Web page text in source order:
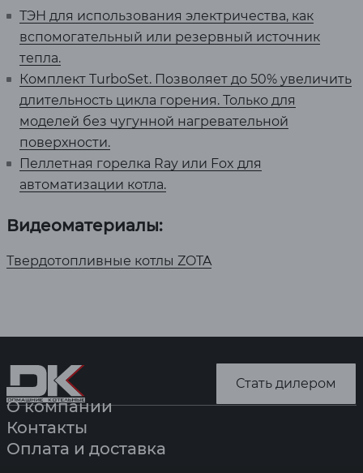
ТЭН для использования электричества, как
вспомогательный или резервный источник
тепла.
Комплект TurboSet. Позволяет до 50% увеличить
длительность цикла горения. Только для
моделей без чугунной нагревательной
поверхности.
Пеллетная горелка Ray или Fox для
автоматизации котла.
Видеоматериалы:
Твердотопливные котлы ZOTA
Стать дилером
О компании
Контакты
Оплата и доставка